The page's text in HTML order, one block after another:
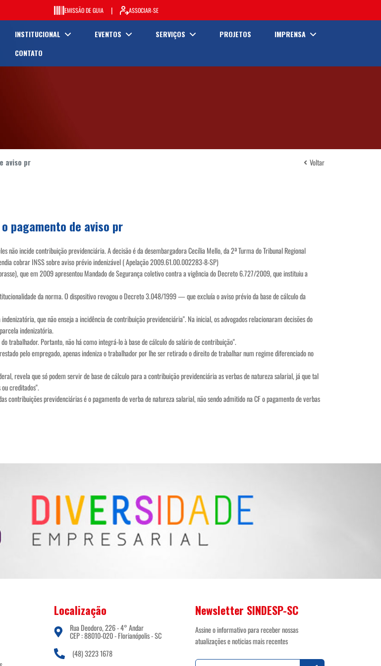
EMISSÃO DE GUIA | ASSOCIAR-SE
INSTITUCIONAL EVENTOS SERVIÇOS PROJETOS
IMPRENSA
CONTATO
aviso pr Voltar
pagamento de aviso pr
não incide contribuição previdenciária. A decisão é da desembargadora Cecília Mello, da 2ª Turma do Tribunal Regional
cobrar INSS sobre aviso prévio indenizável ( Apelação 2009.61.00.002283-8-SP)
que em 2009 apresentou Mandado de Segurança coletivo contra a vigência do Decreto 6.727/2009, que instituiu a
da norma. O dispositivo revogou o Decreto 3.048/1999 — que excluía o aviso prévio da base de cálculo da
que não enseja a incidência de contribuição previdenciária". Na inicial, os advogados relacionaram decisões do
indenizatória.
trabalhador. Portanto, não há como integrá-lo à base de cálculo do salário de contribuição".
pelo empregado, apenas indeniza o trabalhador por lhe ser retirado o direito de trabalhar num regime diferenciado no
revela que só podem servir de base de cálculo para a contribuição previdenciária as verbas de natureza salarial, já que tal
creditados".
contribuições previdenciárias é o pagamento de verba de natureza salarial, não sendo admitido na CF o pagamento de verbas
Localização
Rua Deodoro, 226 - 4° Andar
CEP : 88010-020 - Florianópolis - SC
(48) 3223 1678
Newsletter SINDESP-SC
Assine o informativo para receber nossas
atualizações e noticias mais recentes